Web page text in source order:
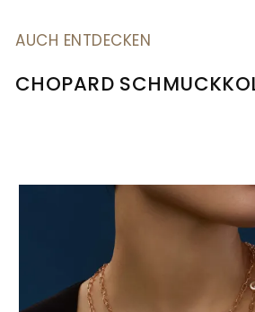
AUCH ENTDECKEN
CHOPARD